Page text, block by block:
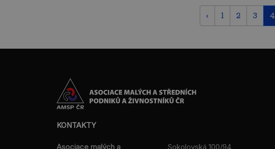
‹ 1 2 3 4
KONTAKTY
Asociace malých a Sokolovská 100/94